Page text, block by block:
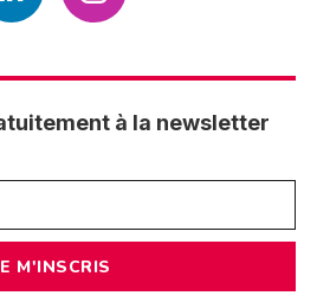
à la newsletter